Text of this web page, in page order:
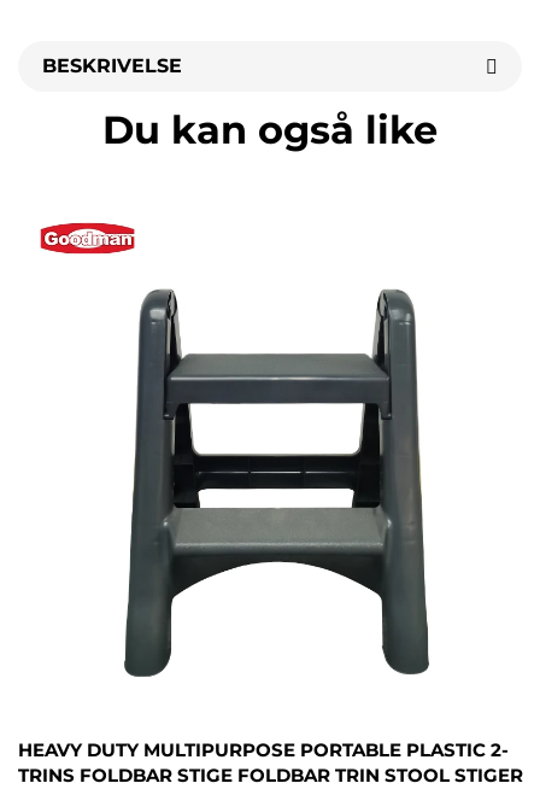
BESKRIVELSE
Du kan også like
HEAVY DUTY MULTIPURPOSE PORTABLE PLASTIC 2-
TRINS FOLDBAR STIGE FOLDBAR TRIN STOOL STIGER